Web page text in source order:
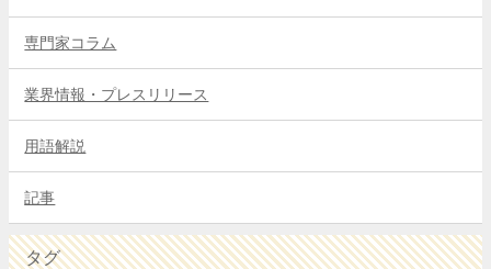
専門家コラム
業界情報・プレスリリース
用語解説
記事
タグ